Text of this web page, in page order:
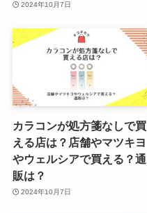
2024年10月7日
カラコンが処方箋なしで買
える店は？店舗やマツキヨ
やウェルシアで買える？通
販は？
2024年10月7日